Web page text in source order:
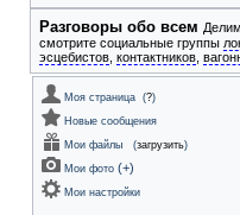
Разговоры обо всем
смотрите социальные группы
эсцебистов контактников
Моя страница (?)
Новые сообщения
Мои файлы
(загрузить)
Мои фото (+)
Мои настройки